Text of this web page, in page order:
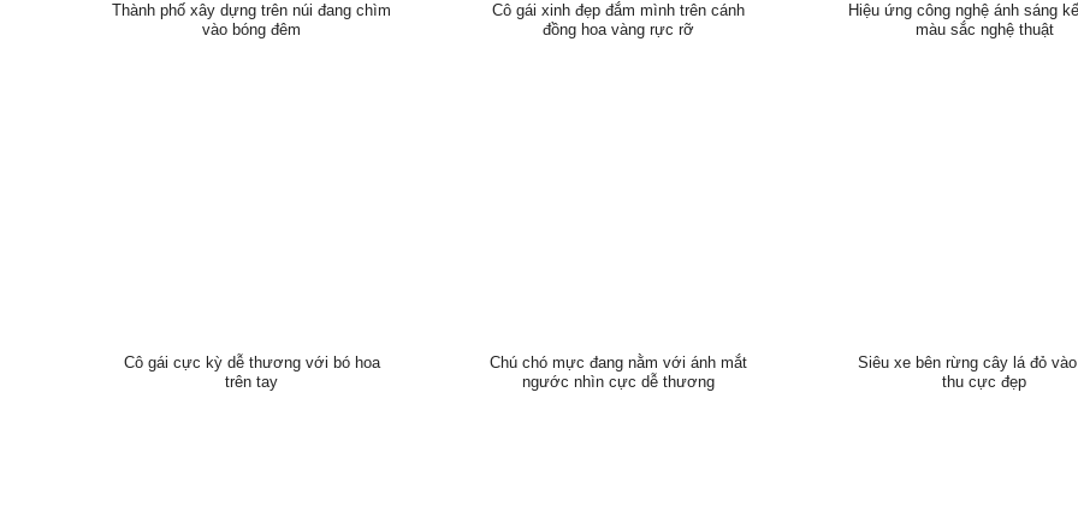
Thành phố xây dựng trên núi đang chìm
vào bóng đêm
Cô gái xinh đẹp đắm mình trên cánh
đồng hoa vàng rực rỡ
Hiệu ứng công nghệ ánh sáng
màu sắc nghệ thuật
Cô gái cực kỳ dễ thương với bó hoa
trên tay
Chú chó mực đang nằm với ánh mắt
ngước nhìn cực dễ thương
Siêu xe bên rừng cây lá đỏ
thu cực đẹp